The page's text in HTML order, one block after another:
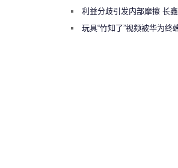
绕梁”利益分歧引发内部摩擦 长
曾将华为驻场工程师驱逐出研
玩具“竹知了”视频被华为终